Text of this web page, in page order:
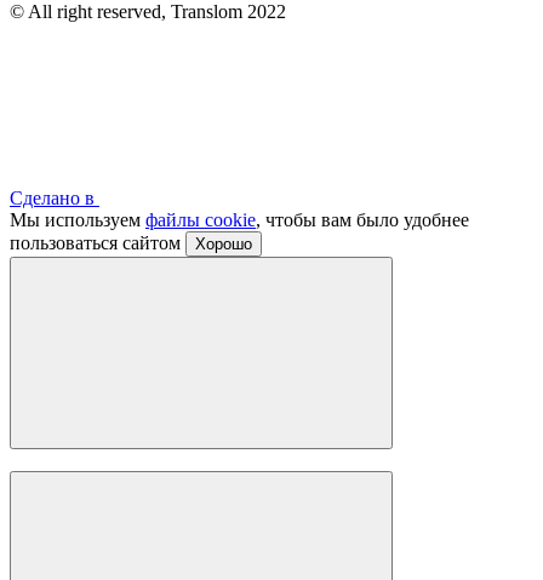
© All right reserved, Translom 2022
Сделано в
Мы используем файлы cookie, чтобы вам было удобнее
пользоваться сайтом
Хорошо